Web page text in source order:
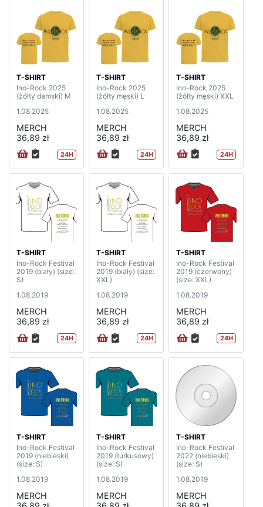
T-SHIRT
Ino-Rock 2025
(żółty damski) M
1.08.2025
MERCH
36,89 zł
24H
T-SHIRT
Ino-Rock 2025
(żółty męski) L
1.08.2025
MERCH
36,89 zł
24H
T-SHIRT
Ino-Rock 2025
(żółty męski) XXL
1.08.2025
MERCH
36,89 zł
24H
T-SHIRT
Ino-Rock Festival
2019 (biały) (size:
S)
1.08.2019
MERCH
36,89 zł
24H
T-SHIRT
Ino-Rock Festival
2019 (biały) (size:
XXL)
1.08.2019
MERCH
36,89 zł
24H
T-SHIRT
Ino-Rock Festival
2019 (czerwony)
(size: XXL)
1.08.2019
MERCH
36,89 zł
24H
T-SHIRT
Ino-Rock Festival
2019 (niebieski)
(size: S)
1.08.2019
MERCH
T-SHIRT
Ino-Rock Festival
2019 (turkusowy)
(size: S)
1.08.2019
MERCH
T-SHIRT
Ino-Rock Festival
2022 (niebieski)
(size: S)
1.08.2019
MERCH